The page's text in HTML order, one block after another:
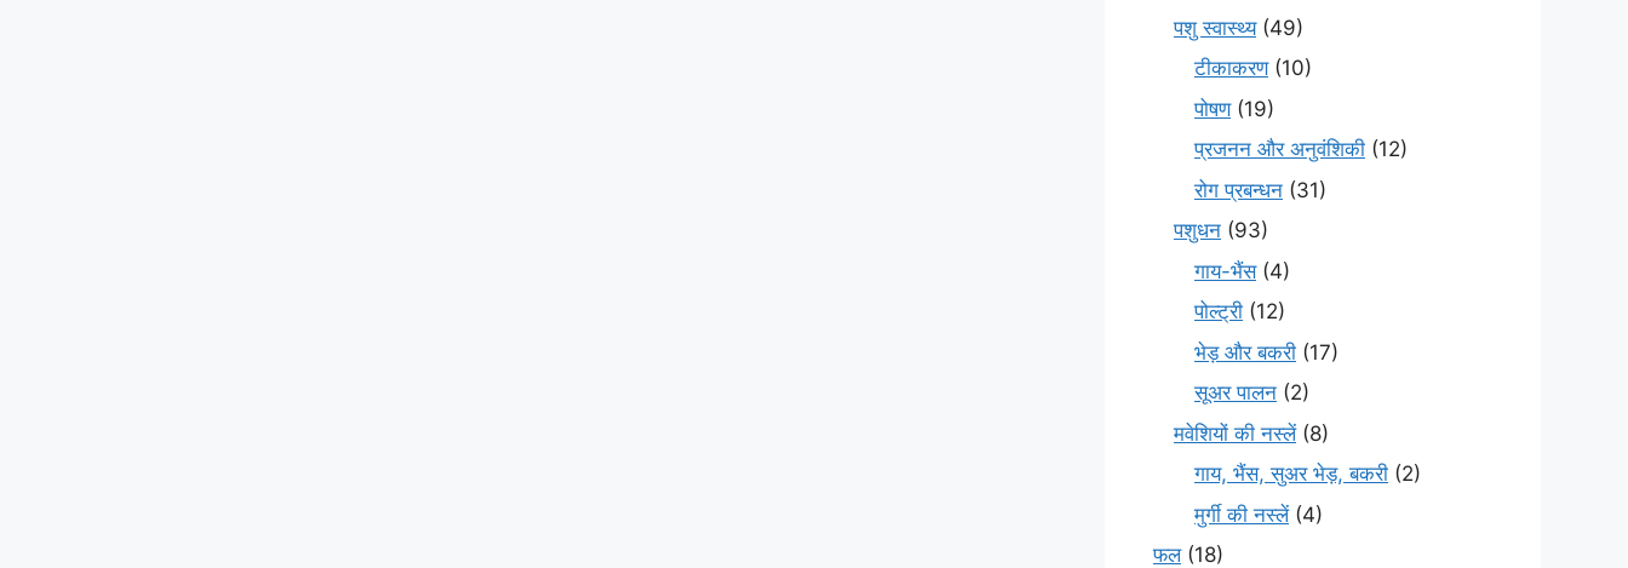
पशु स्वास्थ्य(49)
टीकाकरण(10)
पोषण(19)
प्रजनन और अनुवंशिकी (12)
रोग प्रबन्धन (31)
पशुधन (93)
गाय-भैंस(4)
पोल्ट्री (12)
भेड़ और बकरी (17)
सूअर पालन (2)
मवेशियों की नस्लें(8)
गाय, भैंस, सुअर भेड़, बकरी (2)
मुर्गी की नस्लें(4)
फल(18)